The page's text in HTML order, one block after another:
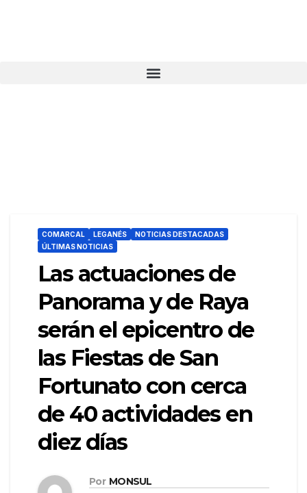
COMARCAL LEGANÉS
NOTICIAS DESTACADAS
ÚLTIMAS NOTICIAS
Las actuaciones de
Panorama y de Raya
serán el epicentro de
las Fiestas de San
Fortunato con cerca
de 40 actividades en
diez días
Por MONSUL